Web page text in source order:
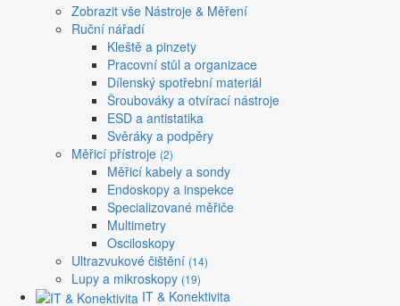
Zobrazit vše Nástroje & Měření
Ruční nářadí
Kleště a pinzety
Pracovní stůl a organizace
Dílenský spotřební materiál
Šroubováky a otvírací nástroje
ESD a antistatika
Svěráky a podpěry
Měřicí přístroje (2)
Měřicí kabely a sondy
Endoskopy a inspekce
Specializované měřiče
Multimetry
Osciloskopy
Ultrazvukové čištění (14)
Lupy a mikroskopy (19)
IT & Konektivita